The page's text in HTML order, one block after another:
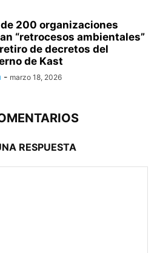
200 organizaciones
“retrocesos ambientales”
de decretos del
de Kast
- marzo 18, 2026
RESPUESTA